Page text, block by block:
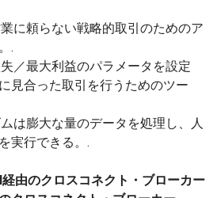
に頼らない戦略的取引のためのア
.
／最大利益のパラメータを設定
見合った取引を行うためのツー
は膨大な量のデータを処理し、人
実行できる。.
由のクロスコネクト・ブローカー